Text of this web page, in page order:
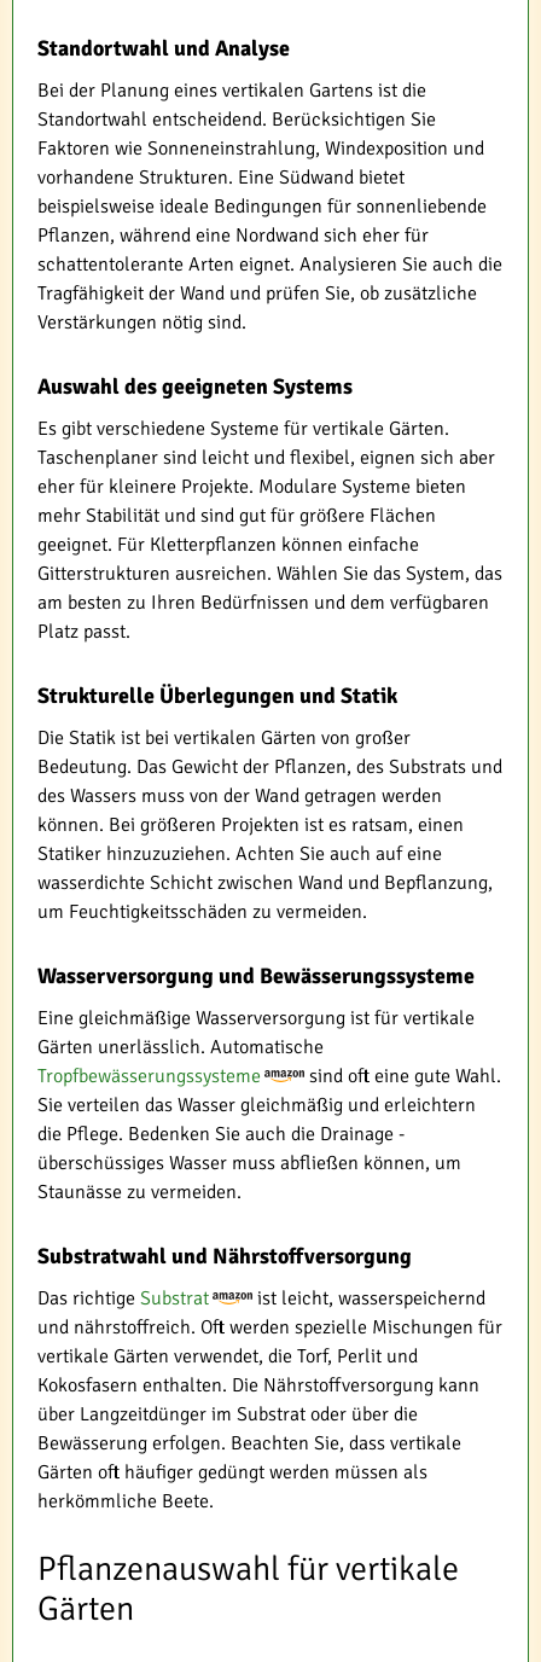
Standortwahl und Analyse
Bei der Planung eines vertikalen Gartens ist die
Standortwahl entscheidend. Berücksichtigen Sie
Faktoren wie Sonneneinstrahlung, Windexposition und
vorhandene Strukturen. Eine Südwand bietet
beispielsweise ideale Bedingungen für sonnenliebende
Pflanzen, während eine Nordwand sich eher für
schattentolerante Arten eignet. Analysieren Sie auch die
Tragfähigkeit der Wand und prüfen Sie, ob zusätzliche
Verstärkungen nötig sind.
Auswahl des geeigneten Systems
Es gibt verschiedene Systeme für vertikale Gärten.
Taschenplaner sind leicht und flexibel, eignen sich aber
eher für kleinere Projekte. Modulare Systeme bieten
mehr Stabilität und sind gut für größere Flächen
geeignet. Für Kletterpflanzen können einfache
Gitterstrukturen ausreichen. Wählen Sie das System, das
am besten zu Ihren Bedürfnissen und dem verfügbaren
Platz passt.
Strukturelle Überlegungen und Statik
Die Statik ist bei vertikalen Gärten von großer
Bedeutung. Das Gewicht der Pflanzen, des Substrats und
des Wassers muss von der Wand getragen werden
können. Bei größeren Projekten ist es ratsam, einen
Statiker hinzuzuziehen. Achten Sie auch auf eine
wasserdichte Schicht zwischen Wand und Bepflanzung,
um Feuchtigkeitsschäden zu vermeiden.
Wasserversorgung und Bewässerungssysteme
Eine gleichmäßige Wasserversorgung ist für vertikale
Gärten unerlässlich. Automatische
Tropfbewässerungssysteme
sind oft eine gute Wahl.
Sie verteilen das Wasser gleichmäßig und erleichtern
die Pflege. Bedenken Sie auch die Drainage -
überschüssiges Wasser muss abfließen können, um
Staunässe zu vermeiden.
Substratwahl und Nährstoffversorgung
Das richtige Substrat
ist leicht, wasserspeichernd
und nährstoffreich. Oft werden spezielle Mischungen für
vertikale Gärten verwendet, die Torf, Perlit und
Kokosfasern enthalten. Die Nährstoffversorgung kann
über Langzeitdünger im Substrat oder über die
Bewässerung erfolgen. Beachten Sie, dass vertikale
Gärten oft häufiger gedüngt werden müssen als
herkömmliche Beete.
Pflanzenauswahl für vertikale
Gärten